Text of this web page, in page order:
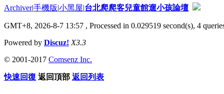
Archiver|手機版|小黑屋|台北爬爬客兒童館遛小孩論壇
GMT+8, 2026-8-7 13:57 , Processed in 0.029519 second(s), 4
Powered by Discuz! X3.3
© 2001-2017 Comsenz Inc.
快速回復 返回頂部 返回列表